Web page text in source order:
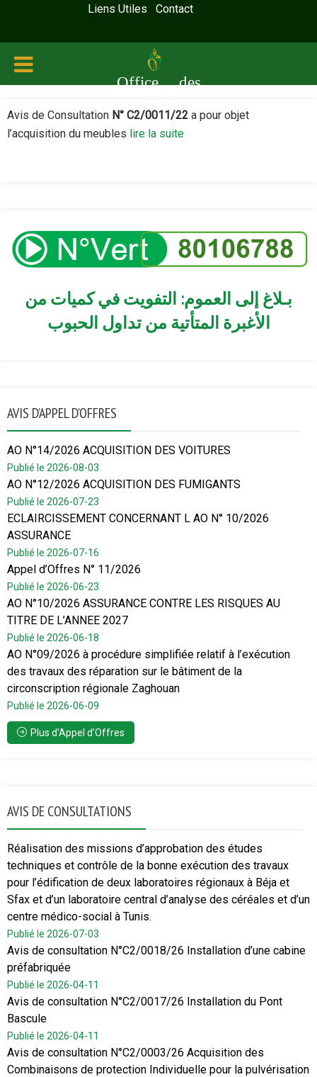
Liens Utiles Contact
Office des
Avis de Consultation N° C2/0011/22 a pour objet
l’acquisition du meubles lire la suite
بـلاغ إلى العموم: التفويت في كميات من
الأغبرة المتأتية من تداول الحبوب
AVIS D’APPEL D’OFFRES
AO N°14/2026 ACQUISITION DES VOITURES
Publié le 2026-08-03
AO N°12/2026 ACQUISITION DES FUMIGANTS
Publié le 2026-07-23
ECLAIRCISSEMENT CONCERNANT L AO N° 10/2026
ASSURANCE
Publié le 2026-07-16
Appel d’Offres N° 11/2026
Publié le 2026-06-23
AO N°10/2026 ASSURANCE CONTRE LES RISQUES AU
TITRE DE L’ANNEE 2027
Publié le 2026-06-18
AO N°09/2026 à procédure simplifiée relatif à l’exécution
des travaux des réparation sur le bâtiment de la
circonscription régionale Zaghouan
Publié le 2026-06-09
Plus d’Appel d’Offres
AVIS DE CONSULTATIONS
Réalisation des missions d’approbation des études
techniques et contrôle de la bonne exécution des travaux
pour l’édification de deux laboratoires régionaux à Béja et
Sfax et d’un laboratoire central d’analyse des céréales et d’un
centre médico-social à Tunis.
Publié le 2026-07-03
Avis de consultation N°C2/0018/26 Installation d’une cabine
préfabriquée
Publié le 2026-04-11
Avis de consultation N°C2/0017/26 Installation du Pont
Bascule
Publié le 2026-04-11
Avis de consultation N°C2/0003/26 Acquisition des
Combinaisons de protection Individuelle pour la pulvérisation